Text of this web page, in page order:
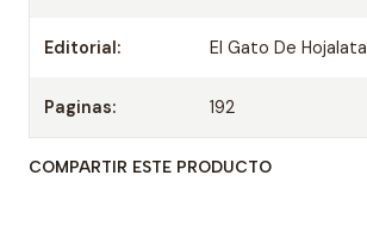
Editorial: El Gato De Hojalata
Paginas: 192
COMPARTIR ESTE PRODUCTO